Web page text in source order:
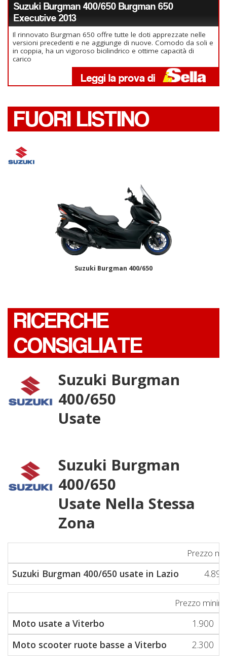
Suzuki Burgman 400/650 Burgman 650
Executive 2013
Il rinnovato Burgman 650 offre tutte le doti apprezzate nelle
versioni precedenti e ne aggiunge di nuove. Comodo da soli e
in coppia, ha un vigoroso bicilindrico e ottime capacità di
carico
FUORI LISTINO
Suzuki Burgman 400/650
RICERCHE
CONSIGLIATE
Suzuki Burgman
400/650
Usate
Suzuki Burgman
400/650
Usate Nella Stessa
Zona
Prezzo
Suzuki Burgman 400/650 usate in Lazio 4.890
Prezzo
Moto usate a Viterbo
1.900
Moto scooter ruote basse a Viterbo
2.300